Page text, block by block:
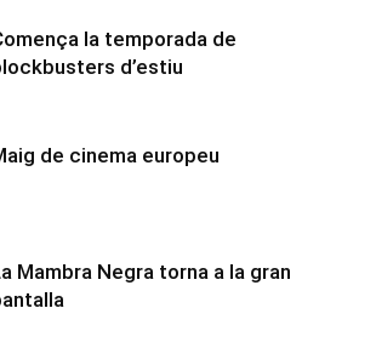
la temporada de
d’estiu
de cinema europeu
Mambra Negra torna a la gran